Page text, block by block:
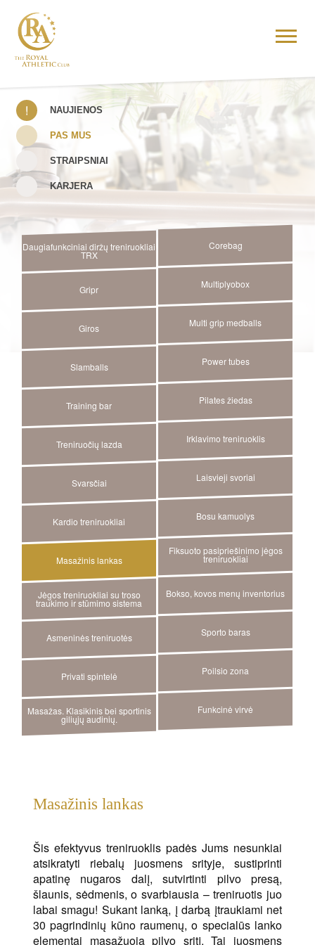
NAUJIENOS
PAS MUS
STRAIPSNIAI
KARJERA
Daugiafunkciniai diržų treniruokliai
TRX
Corebag
Gripr Multiplyobox
Giros Multi grip medballs
Slamballs Power tubes
Training bar Pilates žiedas
Treniruočių lazda Irklavimo treniruoklis
Svarsčiai Laisvieji svoriai
Kardio treniruokliai Bosu kamuolys
Masažinis lankas
Fiksuoto pasipriešinimo jėgos
treniruokliai
Jėgos treniruokliai su troso
traukimo ir stūmimo sistema
Bokso, kovos menų inventorius
Asmeninės treniruotės Sporto baras
Privati spintelė Poilsio zona
Masažas. Klasikinis bei sportinis
giliųjų audinių.
Funkcinė virvė
Masažinis lankas
Šis efektyvus treniruoklis padės Jums nesunkiai
atsikratyti riebalų juosmens srityje, sustiprinti
apatinę nugaros dalį, sutvirtinti pilvo presą,
šlaunis, sėdmenis, o svarbiausia – treniruotis juo
labai smagu! Sukant lanką, į darbą įtraukiami net
30 pagrindinių kūno raumenų, o specialūs lanko
elementai masažuoja pilvo sritį. Tai juosmens